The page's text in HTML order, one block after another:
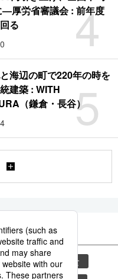
4
―厚労省審議会 : 前年度
る
5
海辺の町で220年の時を
建築 : WITH
（鎌倉・長谷）
災害
和食